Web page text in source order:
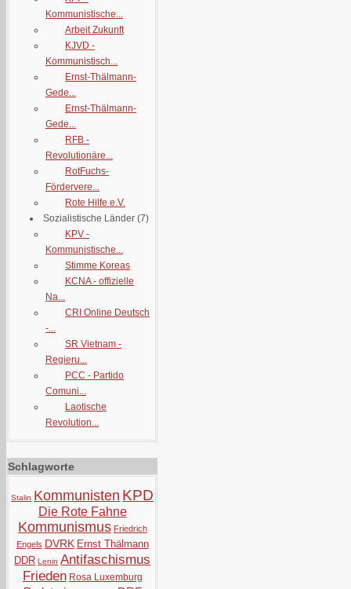
Kommunistische...
Arbeit Zukunft
KJVD -
Kommunistisch...
Ernst-Thälmann-
Gede...
Ernst-Thälmann-
Gede...
RFB -
Revolutionäre...
RotFuchs-
Fördervere...
Rote Hilfe e.V.
Sozialistische Länder (7)
KPV -
Kommunistische...
Stimme Koreas
KCNA - offizielle
Na...
CRI Online Deutsch
-...
SR Vietnam -
Regieru...
PCC - Partido
Comuni...
Laotische
Revolution...
Schlagworte
Stalin Kommunisten KPD
Die Rote Fahne
Kommunismus Friedrich
Engels DVRK Ernst Thälmann
DDR Lenin Antifaschismus
Frieden Rosa Luxemburg